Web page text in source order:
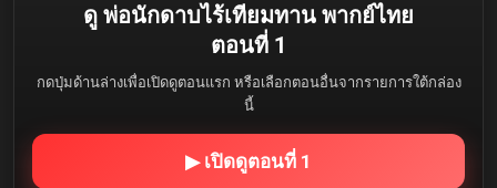
ดู พ่อนักดาบไร้เทียมทาน พากย์ไทย
ตอนที่ 1
กดปุ่มด้านล่างเพื่อเปิดดูตอนแรก หรือเลือกตอนอื่นจากรายการใต้กล่อง
นี้
▶ เปิดดูตอนที่ 1